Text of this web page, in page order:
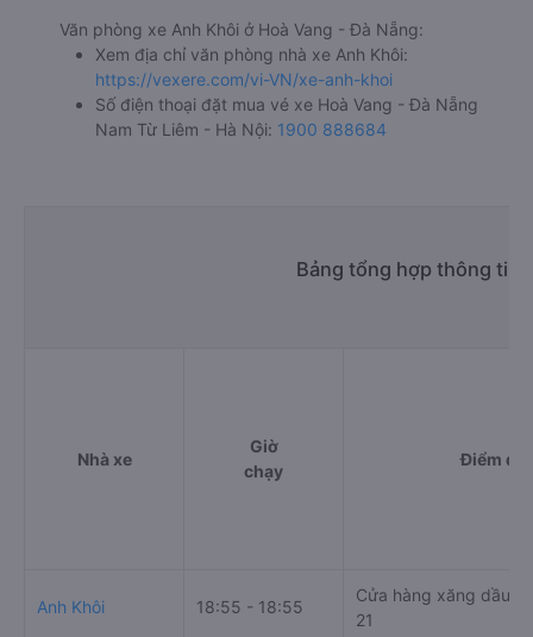
Văn phòng xe Anh Khôi ở Hoà Vang - Đà Nẵng:
Xem địa chỉ văn phòng nhà xe Anh Khôi:
https://vexere.com/vi-VN/xe-anh-khoi
Số điện thoại đặt mua vé xe Hoà Vang - Đà Nẵng
Nam Từ Liêm - Hà Nội: 1900 888684
Bảng tổng hợp thông tin
Nhà xe
Giờ
chạy
Điểm đi
Anh Khôi 18:55 - 18:55
Cửa hàng xăng dầu
21